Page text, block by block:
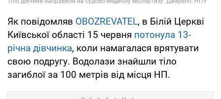
Як повідомляв OBOZREVATEL, в Білій Церкві
Київської області 15 червня потонула 13-
річна дівчинка, коли намагалася врятувати
свою подругу. Водолази знайшли тіло
загиблої за 100 метрів від місця НП.